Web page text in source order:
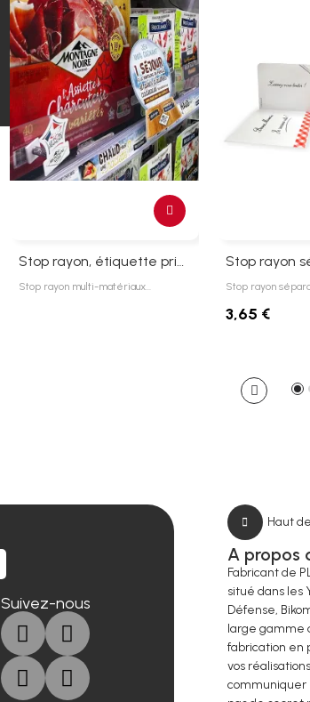
Stop rayon, étiquette prix et promo
Stop rayon multi-matériaux…
Stop rayon
Stop rayon
3,65 €
Suivez-nous
Haut
A propos
Fabricant de
situé dans les
Défense,
large gamme
fabrication en
vos
communiquer